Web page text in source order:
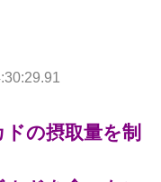
の摂取量を制